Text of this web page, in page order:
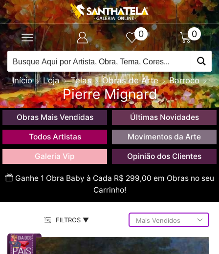
0 0
Início Loja Telas Obras de Arte Barroco
Pierre Mignard
Obras Mais Vendidas Últimas Novidades
Todos Artistas Movimentos da Arte
Galeria Vip Opinião dos Clientes
Ganhe 1 Obra Baby à Cada R$ 299,00 em Obras no seu
Carrinho!
FILTROS ▼